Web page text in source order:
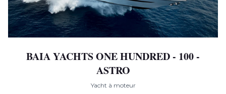
BAIA YACHTS ONE HUNDRED - 100 -
ASTRO
Yacht à moteur